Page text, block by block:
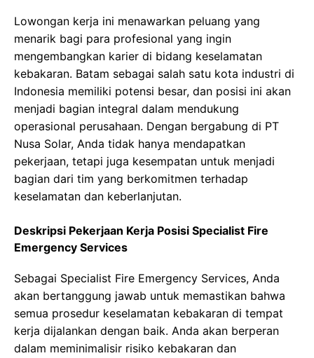
Lowongan kerja ini menawarkan peluang yang
menarik bagi para profesional yang ingin
mengembangkan karier di bidang keselamatan
kebakaran. Batam sebagai salah satu kota industri di
Indonesia memiliki potensi besar, dan posisi ini akan
menjadi bagian integral dalam mendukung
operasional perusahaan. Dengan bergabung di PT
Nusa Solar, Anda tidak hanya mendapatkan
pekerjaan, tetapi juga kesempatan untuk menjadi
bagian dari tim yang berkomitmen terhadap
keselamatan dan keberlanjutan.
Deskripsi Pekerjaan Kerja Posisi Specialist Fire
Emergency Services
Sebagai Specialist Fire Emergency Services, Anda
akan bertanggung jawab untuk memastikan bahwa
semua prosedur keselamatan kebakaran di tempat
kerja dijalankan dengan baik. Anda akan berperan
dalam meminimalisir risiko kebakaran dan